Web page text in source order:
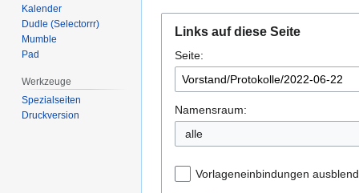
Navigation
springen
Suche
springen
Links auf diese Seite
Seite:
Namensraum:
alle
Vorlageneinbindungen
Kalender
Dudle (Selectorrr)
Mumble
Pad
Werkzeuge
Spezialseiten
Druckversion